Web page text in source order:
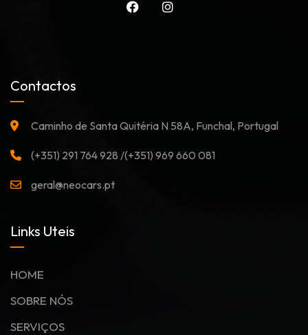
Contactos
Caminho de Santa Quitéria N 58A, Funchal, Portugal
(+351) 291 764 928 /(+351) 969 660 081
geral@neocars.pt
Links Uteis
HOME
SOBRE NÓS
SERVIÇOS